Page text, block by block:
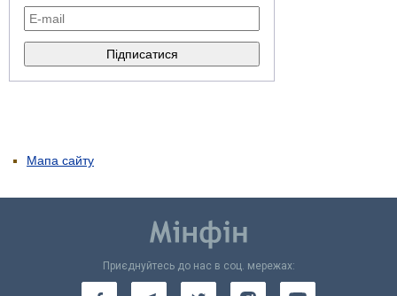
Мапа сайту
Приєднуйтесь до нас в соц. мережах: